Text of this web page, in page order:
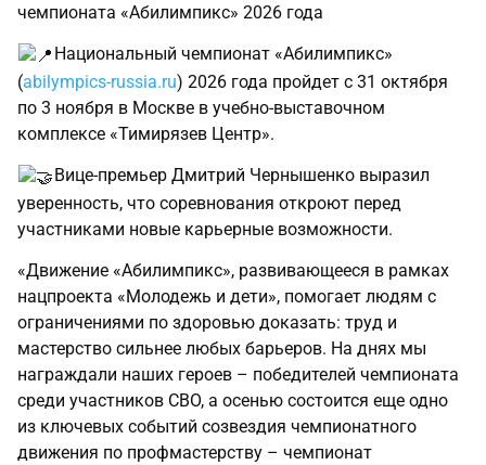
чемпионата «Абилимпикс» 2026 года
Национальный чемпионат «Абилимпикс»
(abilympics-russia.ru) 2026 года пройдет с 31 октября
по 3 ноября в Москве в учебно-выставочном
комплексе «Тимирязев Центр».
Вице-премьер Дмитрий Чернышенко выразил
уверенность, что соревнования откроют перед
участниками новые карьерные возможности.
«Движение «Абилимпикс», развивающееся в рамках
нацпроекта «Молодежь и дети», помогает людям с
ограничениями по здоровью доказать: труд и
мастерство сильнее любых барьеров. На днях мы
награждали наших героев – победителей чемпионата
среди участников СВО, а осенью состоится еще одно
из ключевых событий созвездия чемпионатного
движения по профмастерству – чемпионат